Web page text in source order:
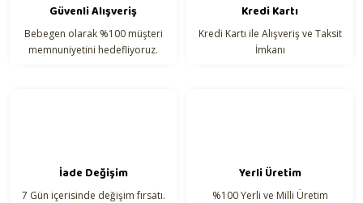
Güvenli Alışveriş
Bebegen olarak %100 müşteri
memnuniyetini hedefliyoruz.
Kredi Kartı
Kredi Kartı ile Alışveriş ve Taksit
İmkanı
İade Değişim
7 Gün içerisinde değişim fırsatı.
Yerli Üretim
%100 Yerli ve Milli Üretim